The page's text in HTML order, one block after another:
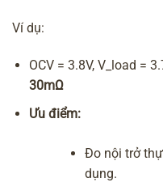
Ví dụ:
OCV = 3.8V, V_load =
30mΩ
Ưu điểm:
Đo nội trở
dụng.